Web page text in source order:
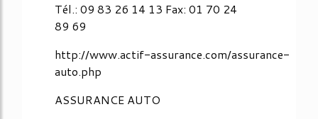
Tél.: 09 83 26 14 13 Fax: 01 70 24
89 69
http://www.actif-assurance.com/assurance-
auto.php
ASSURANCE AUTO